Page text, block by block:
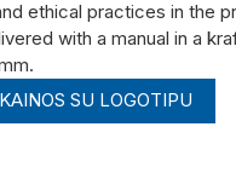
ethical practices in the
with a manual in a
SU LOGOTIPU